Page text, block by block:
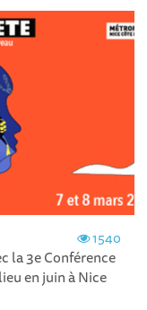
1540
la 3e Conférence
en juin à Nice